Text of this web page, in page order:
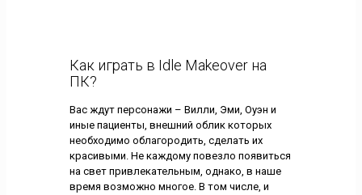
Как играть в Idle Makeover на
ПК?
Вас ждут персонажи – Вилли, Эми, Оуэн и
иные пациенты, внешний облик которых
необходимо облагородить, сделать их
красивыми. Не каждому повезло появиться
на свет привлекательным, однако, в наше
время возможно многое. В том числе, и